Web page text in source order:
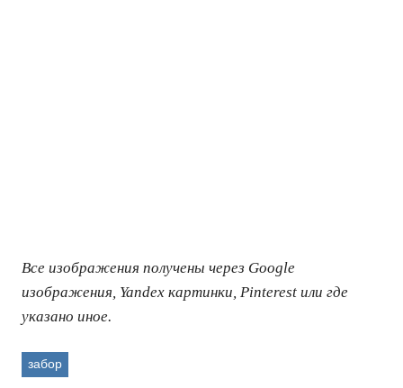
Все изображения получены через Google
изображения, Yandex картинки, Pinterest или где
указано иное.
забор